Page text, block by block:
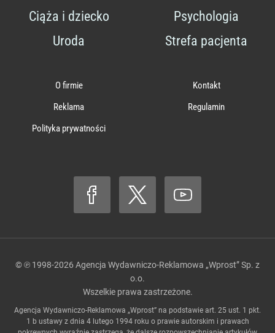
Ciąża i dziecko
Psychologia
Uroda
Strefa pacjenta
O firmie
Kontakt
Reklama
Regulamin
Polityka prywatności
© ℗ 1998-2026 Agencja Wydawniczo-Reklamowa „Wprost” Sp. z
o.o.
Wszelkie prawa zastrzeżone.
Agencja Wydawniczo-Reklamowa „Wprost” na podstawie art. 25 ust. 1 pkt.
1 b ustawy z dnia 4 lutego 1994 roku o prawie autorskim i prawach